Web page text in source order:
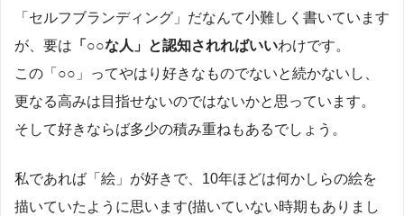
「セルフブランディング」だなんて小難しく書いています
が、要は 「○○な人」と認知されればいいわけです。
この「○○」ってやはり好きなものでないと続かないし、
更なる高みは目指せないのではないかと思っています。
そして好きならば多少の積み重ねもあるでしょう。
私であれば「絵」が好きで、10年ほどは何かしらの絵を
描いていたように思います(描いていない時期もありまし